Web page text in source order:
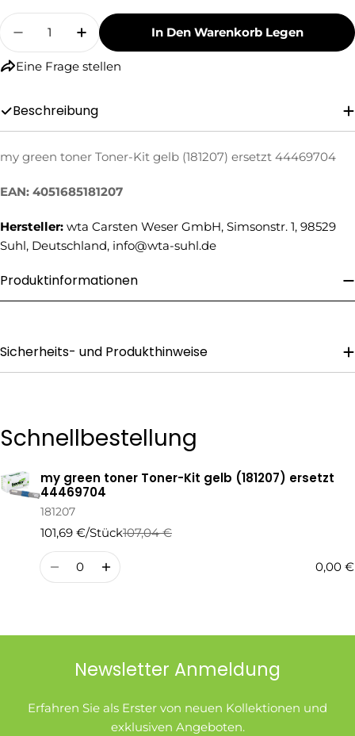
Menge
Menge Für My Green Toner Toner-Kit Gelb
Menge Für My Green Toner Toner-
In Den Warenkorb Legen
Eine Frage stellen
Ihre
Mail
Ihre
Telefonnummer
Nachricht
Frage Senden
Beschreibung
my green toner Toner-Kit gelb (181207) ersetzt 44469704
EAN: 4051685181207
Hersteller: wta Carsten Weser GmbH, Simsonstr. 1, 98529
Suhl, Deutschland, info@wta-suhl.de
Produktinformationen
Sicherheits- und Produkthinweise
Schnellbestellung
Ihr
Warenkorb
my green toner Toner-Kit gelb (181207) ersetzt
44469704
181207
101,69 €/Stück
Regulärer
Preis
107,04 €
Verkaufspreis
Menge
0,00 €
Newsletter Anmeldung
Erfahren Sie als Erster von neuen Kollektionen und
exklusiven Angeboten.